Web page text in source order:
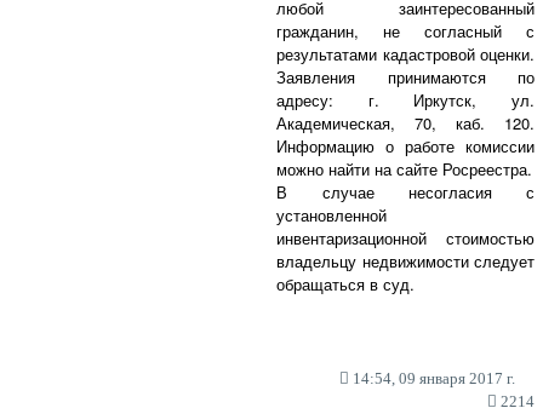
любой заинтересованный
гражданин, не согласный с
результатами кадастровой оценки.
Заявления принимаются по
адресу: г. Иркутск, ул.
Академическая, 70, каб. 120.
Информацию о работе комиссии
можно найти на сайте Росреестра.
В случае несогласия с
установленной
инвентаризационной стоимостью
владельцу недвижимости следует
обращаться в суд.
14:54, 09 января 2017 г.
2214